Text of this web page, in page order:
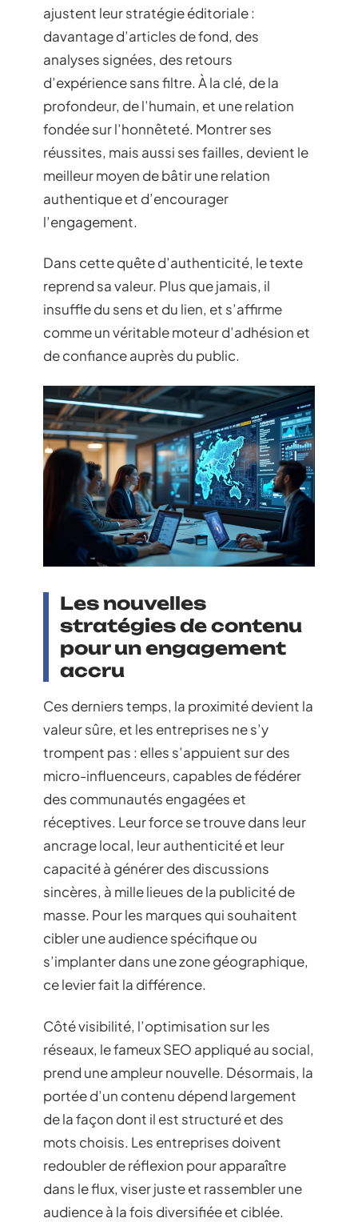
ajustent leur stratégie éditoriale :
davantage d’articles de fond, des
analyses signées, des retours
d’expérience sans filtre. À la clé, de la
profondeur, de l’humain, et une relation
fondée sur l’honnêteté. Montrer ses
réussites, mais aussi ses failles, devient le
meilleur moyen de bâtir une relation
authentique et d’encourager
l’engagement.
Dans cette quête d’authenticité, le texte
reprend sa valeur. Plus que jamais, il
insuffle du sens et du lien, et s’affirme
comme un véritable moteur d’adhésion et
de confiance auprès du public.
Les nouvelles
stratégies de contenu
pour un engagement
accru
Ces derniers temps, la proximité devient la
valeur sûre, et les entreprises ne s’y
trompent pas : elles s’appuient sur des
micro-influenceurs, capables de fédérer
des communautés engagées et
réceptives. Leur force se trouve dans leur
ancrage local, leur authenticité et leur
capacité à générer des discussions
sincères, à mille lieues de la publicité de
masse. Pour les marques qui souhaitent
cibler une audience spécifique ou
s’implanter dans une zone géographique,
ce levier fait la différence.
Côté visibilité, l’optimisation sur les
réseaux, le fameux SEO appliqué au social,
prend une ampleur nouvelle. Désormais, la
portée d’un contenu dépend largement
de la façon dont il est structuré et des
mots choisis. Les entreprises doivent
redoubler de réflexion pour apparaître
dans le flux, viser juste et rassembler une
audience à la fois diversifiée et ciblée.